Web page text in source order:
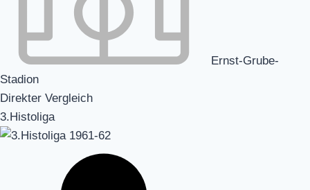
Ernst-Grube-
Stadion
Direkter Vergleich
3.Histoliga